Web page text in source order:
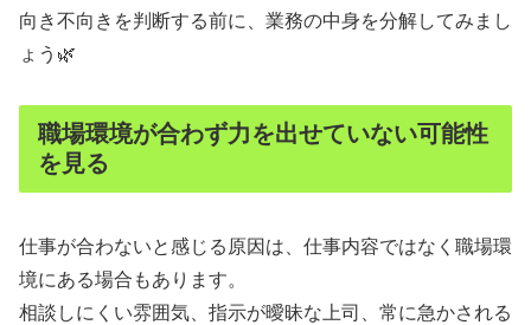
向き不向きを判断する前に、業務の中身を分解してみまし
ょう🌿
職場環境が合わず力を出せていない可能性
を見る
仕事が合わないと感じる原因は、仕事内容ではなく職場環
境にある場合もあります。
相談しにくい雰囲気、指示が曖昧な上司、常に急かされる